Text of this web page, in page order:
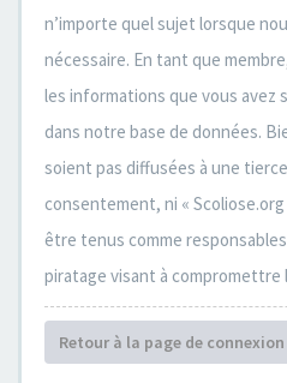
n’importe quel sujet lorsque
nécessaire. En tant que
les informations que vous avez
dans notre base de données.
soient pas diffusées à une
consentement, ni «
être tenus comme
piratage visant à compromettre
Retour à la page de connexion